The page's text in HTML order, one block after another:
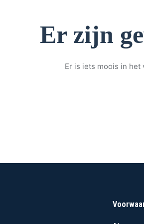
Er zijn
Er is iets moois in